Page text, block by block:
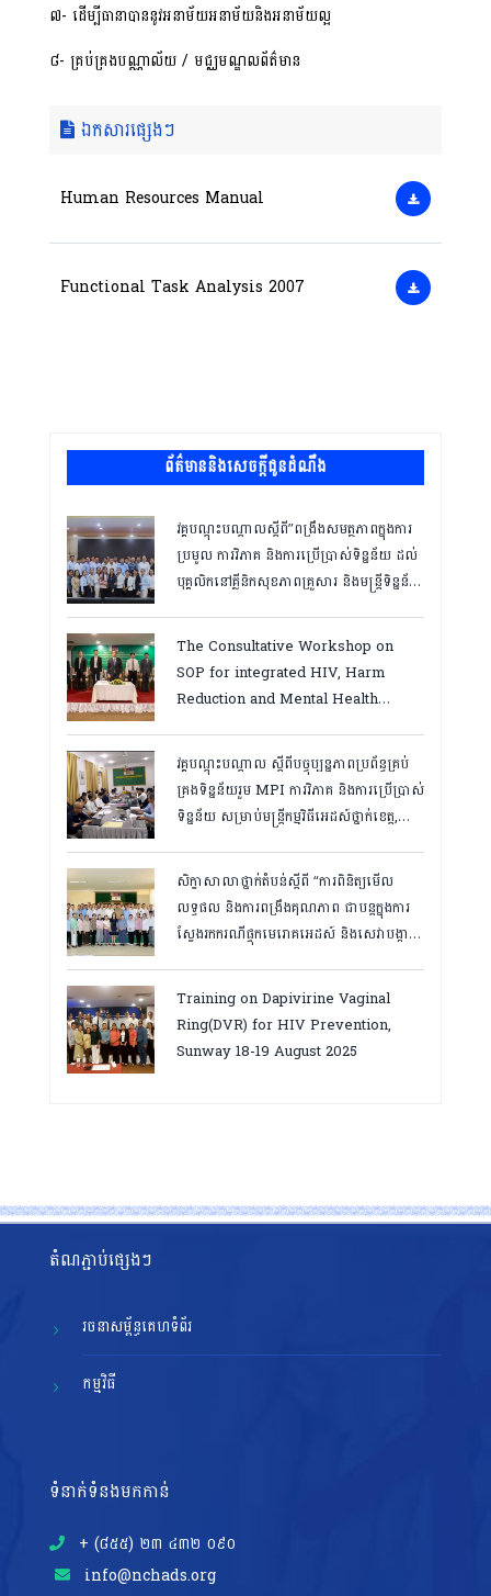
៧- ដើម្បីធានាបាននូវអនាម័យអនាម័យនិងអនាម័យល្អ
៨- គ្រប់គ្រងបណ្ណាល័យ / មជ្ឈមណ្ឌលព័ត៌មាន
ឯកសារផ្សេងៗ
Human Resources Manual
Functional Task Analysis 2007
ព័ត៌មាននិងសេចក្តីជូនដំណឹង
វគ្គបណ្ដុះបណ្ដាលស្តីពី”ពង្រឹងសមត្ថភាពក្នុងការ
ប្រមូល ការវិភាគ និងការប្រើប្រាស់ទិន្នន័យ ដល់
បុគ្គលិកនៅគ្លីនិកសុខភាពគ្រួសារ និងមន្ត្រីទិន្នន័យ
ឆ្នាំ២០២៦
The Consultative Workshop on
SOP for integrated HIV, Harm
Reduction and Mental Health
វគ្គបណ្ដុះបណ្តាល ស្តីពីបច្ចុប្បន្នភាពប្រព័ន្ធគ្រប់
គ្រងទិន្នន័យរួម MPI ការវិភាគ និងការប្រើប្រាស់
ទិន្នន័យ សម្រាប់មន្រ្តីកម្មវិធីអេដស៍ថ្នាក់ខេត្ត,
សិក្ខាសាលាថ្នាក់តំបន់ស្តីពី “ការពិនិត្យមើល
លទ្ធផល និងការពង្រឹងគុណភាព ជាបន្តក្នុងការ
ស្វែងរកករណីផ្ទុកមេរោគអេដស៍ និងសេវាបង្ការ
សម្រេចគោលដៅ ៩៥-៩៥-៩៥”, តាកែវ
ថ្ងៃទី១២-១៣ សីហា ២០២៥
Training on Dapivirine Vaginal
Ring(DVR) for HIV Prevention,
Sunway 18-19 August 2025
តំណភ្ជាប់ផ្សេងៗ
រចនាសម្ព័ន្ធគេហទំព័រ
កម្មវិធី
ទំនាក់ទំនងមកកាន់
+ (៨៥៥)​ ២៣​ ៤៣២ ០៩០
info@nchads.org